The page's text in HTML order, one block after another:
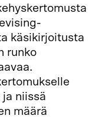
käsikirjoitusta
runko
niissä
määrä